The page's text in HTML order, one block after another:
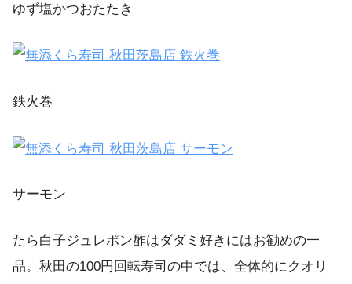
ゆず塩かつおたたき
鉄火巻
サーモン
たら白子ジュレポン酢はダダミ好きにはお勧めの一
品。秋田の100円回転寿司の中では、全体的にクオリ